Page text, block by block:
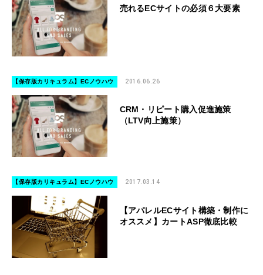
売れるECサイトの必須６大要素
【保存版カリキュラム】ECノウハウ 2016.06.26
CRM・リピート購入促進施策
（LTV向上施策）
【保存版カリキュラム】ECノウハウ 2017.03.14
【アパレルECサイト構築・制作に
オススメ】カートASP徹底比較